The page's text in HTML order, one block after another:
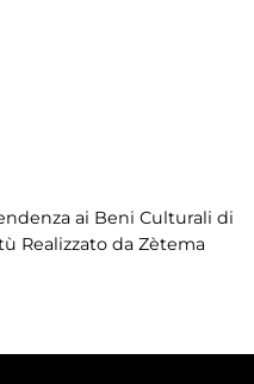
ai Beni Culturali di
Realizzato da Zètema